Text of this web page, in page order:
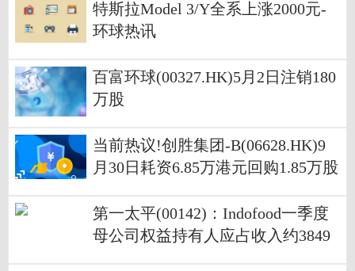
特斯拉Model 3/Y全系上涨2000元-
环球热讯
百富环球(00327.HK)5月2日注销180
万股
当前热议!创胜集团-B(06628.HK)9
月30日耗资6.85万港元回购1.85万股
第一太平(00142)：Indofood一季度
母公司权益持有人应占收入约3849